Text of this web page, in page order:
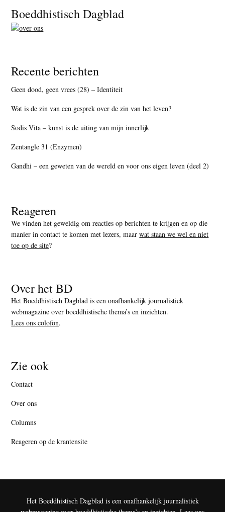
Footer
Boeddhistisch Dagblad
Recente berichten
Geen dood, geen vrees (28) – Identiteit
Wat is de zin van een gesprek over de zin van het leven?
Sodis Vita – kunst is de uiting van mijn innerlijk
Zentangle 31 (Enzymen)
Gandhi – een geweten van de wereld en voor ons eigen leven (deel 2)
Reageren
We vinden het geweldig om reacties op berichten te krijgen en op die
manier in contact te komen met lezers, maarwat staan we wel en niet
toe op de site?
Over het BD
Het Boeddhistisch Dagblad is een onafhankelijk journalistiek
webmagazine over boeddhistische thema’s en inzichten.
Lees ons colofon.
Zie ook
Contact
Over ons
Columns
Reageren op de krantensite
Het Boeddhistisch Dagblad is een onafhankelijk journalistiek